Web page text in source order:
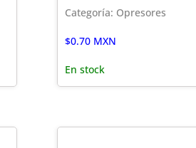
Categoría: Opresores
$0.70MXN
En stock